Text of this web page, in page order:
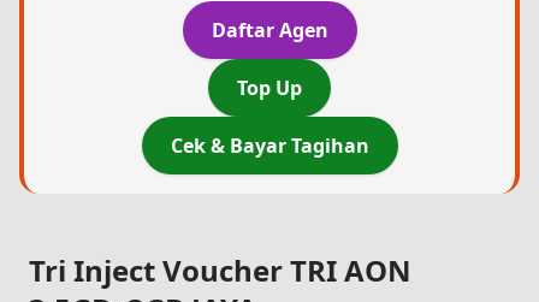
Daftar Agen
Top Up
Cek & Bayar Tagihan
Tri Inject Voucher TRI AON